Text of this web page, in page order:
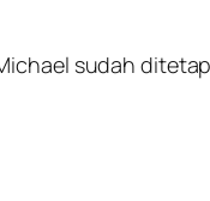
sudah